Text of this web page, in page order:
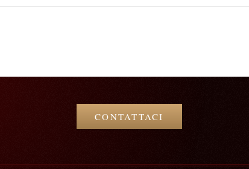
CONTATTACI